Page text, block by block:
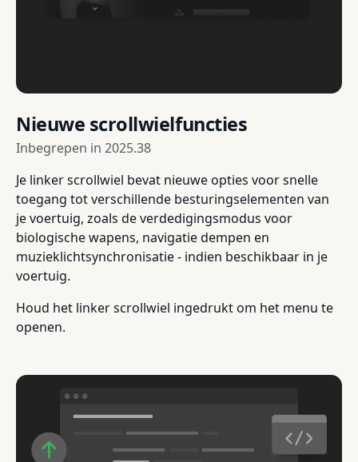
Nieuwe scrollwielfuncties
Inbegrepen in 2025.38
Je linker scrollwiel bevat nieuwe opties voor snelle
toegang tot verschillende besturingselementen van
je voertuig, zoals de verdedigingsmodus voor
biologische wapens, navigatie dempen en
muzieklichtsynchronisatie - indien beschikbaar in je
voertuig.
Houd het linker scrollwiel ingedrukt om het menu te
openen.